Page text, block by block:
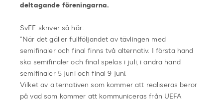
deltagande föreningarna.
SvFF skriver så här:
”När det gäller fullföljandet av tävlingen med
semifinaler och final finns två alternativ. I första hand
ska semifinaler och final spelas i juli, i andra hand
semifinaler 5 juni och final 9 juni.
Vilket av alternativen som kommer att realiseras beror
på vad som kommer att kommuniceras från UEFA